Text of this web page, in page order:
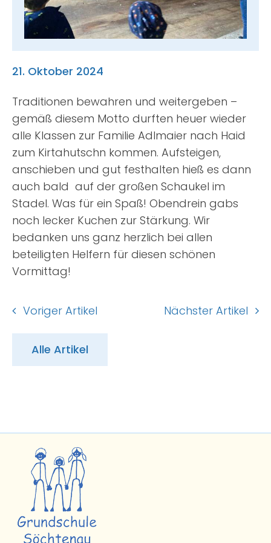
Suche
nach:
21. Oktober 2024
Traditionen bewahren und weitergeben –
gemäß diesem Motto durften heuer wieder
alle Klassen zur Familie Adlmaier nach Haid
zum Kirtahutschn kommen. Aufsteigen,
anschieben und gut festhalten hieß es dann
auch bald auf der großen Schaukel im
Stadel. Was für ein Spaß! Obendrein gabs
noch lecker Kuchen zur Stärkung. Wir
bedanken uns ganz herzlich bei allen
beteiligten Helfern für diesen schönen
Vormittag!
Voriger Artikel Nächster Artikel
Alle Artikel